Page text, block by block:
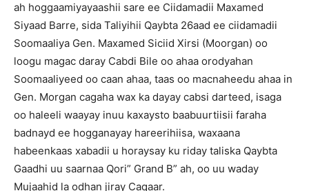
ah hoggaamiyayaashii sare ee Ciidamadii Maxamed
Siyaad Barre, sida Taliyihii Qaybta 26aad ee ciidamadii
Soomaaliya Gen. Maxamed Siciid Xirsi (Moorgan) oo
loogu magac daray Cabdi Bile oo ahaa orodyahan
Soomaaliyeed oo caan ahaa, taas oo macnaheedu ahaa in
Gen. Morgan cagaha wax ka dayay cabsi darteed, isaga
oo haleeli waayay inuu kaxaysto baabuurtiisii faraha
badnayd ee hogganayay hareerihiisa, waxaana
habeenkaas xabadii u horaysay ku riday taliska Qaybta
Gaadhi uu saarnaa Qori” Grand B” ah, oo uu waday
Mujaahid la odhan jiray Caqaar.